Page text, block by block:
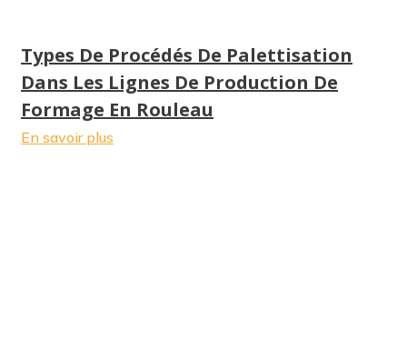
Types De Procédés De Palettisation
Dans Les Lignes De Production De
Formage En Rouleau
En savoir plus